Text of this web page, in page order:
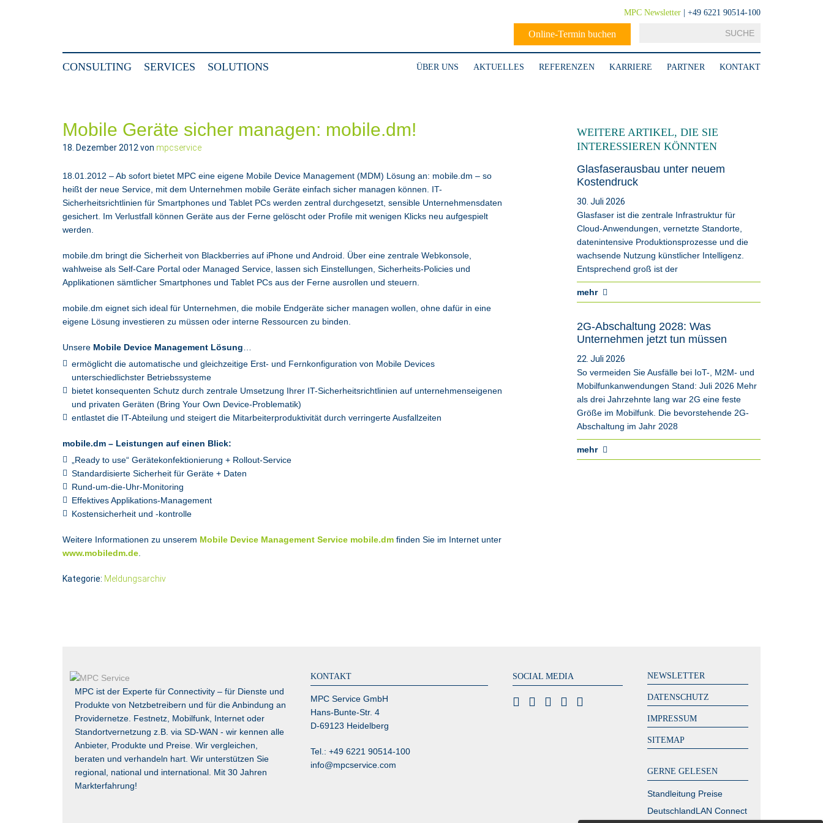
MPC Newsletter | +49 6221 90514-100
Online-Termin buchen
CONSULTING SERVICES SOLUTIONS ÜBER UNS AKTUELLES REFERENZEN KARRIERE PARTNER KONTAKT
Mobile Geräte sicher managen: mobile.dm!
18. Dezember 2012 von mpcservice
18.01.2012 – Ab sofort bietet MPC eine eigene Mobile Device Management (MDM) Lösung an: mobile.dm – so
heißt der neue Service, mit dem Unternehmen mobile Geräte einfach sicher managen können. IT-
Sicherheitsrichtlinien für Smartphones und Tablet PCs werden zentral durchgesetzt, sensible Unternehmensdaten
gesichert. Im Verlustfall können Geräte aus der Ferne gelöscht oder Profile mit wenigen Klicks neu aufgespielt
werden.
mobile.dm bringt die Sicherheit von Blackberries auf iPhone und Android. Über eine zentrale Webkonsole,
wahlweise als Self-Care Portal oder Managed Service, lassen sich Einstellungen, Sicherheits-Policies und
Applikationen sämtlicher Smartphones und Tablet PCs aus der Ferne ausrollen und steuern.
mobile.dm eignet sich ideal für Unternehmen, die mobile Endgeräte sicher managen wollen, ohne dafür in eine
eigene Lösung investieren zu müssen oder interne Ressourcen zu binden.
Unsere Mobile Device Management Lösung
ermöglicht die automatische und gleichzeitige Erst- und Fernkonfiguration von Mobile Devices
unterschiedlichster Betriebssysteme
bietet konsequenten Schutz durch zentrale Umsetzung Ihrer IT-Sicherheitsrichtlinien auf unternehmenseigenen
und privaten Geräten (Bring Your Own Device-Problematik)
entlastet die IT-Abteilung und steigert die Mitarbeiterproduktivität durch verringerte Ausfallzeiten
mobile.dm – Leistungen auf einen Blick:
„Ready to use“ Gerätekonfektionierung + Rollout-Service
Standardisierte Sicherheit für Geräte + Daten
Rund-um-die-Uhr-Monitoring
Effektives Applikations-Management
Kostensicherheit und -kontrolle
Weitere Informationen zu unserem Mobile Device Management Service mobile.dm finden Sie im Internet unter
www.mobiledm.de
Kategorie: Meldungsarchiv
WEITERE ARTIKEL, DIE SIE
INTERESSIEREN KÖNNTEN
Glasfaserausbau unter neuem
Kostendruck
30. Juli 2026
Glasfaser ist die zentrale Infrastruktur für
Cloud-Anwendungen, vernetzte Standorte,
datenintensive Produktionsprozesse und die
wachsende Nutzung künstlicher Intelligenz.
Entsprechend groß ist der
mehr
2G-Abschaltung 2028: Was
Unternehmen jetzt tun müssen
22. Juli 2026
So vermeiden Sie Ausfälle bei IoT-, M2M- und
Mobilfunkanwendungen Stand: Juli 2026 Mehr
als drei Jahrzehnte lang war 2G eine feste
Größe im Mobilfunk. Die bevorstehende 2G-
Abschaltung im Jahr 2028
mehr
MPC ist der Experte für Connectivity – für Dienste und
Produkte von Netzbetreibern und für die Anbindung an
Providernetze. Festnetz, Mobilfunk, Internet oder
Standortvernetzung z.B. via SD-WAN - wir kennen alle
Anbieter, Produkte und Preise. Wir vergleichen,
beraten und verhandeln hart. Wir unterstützen Sie
regional, national und international. Mit 30 Jahren
Markterfahrung!
KONTAKT
MPC Service GmbH
Hans-Bunte-Str. 4
D-69123 Heidelberg
Tel.: +49 6221 90514-100
info@mpcservice.com
SOCIAL MEDIA NEWSLETTER
DATENSCHUTZ
IMPRESSUM
SITEMAP
GERNE GELESEN
Standleitung Preise
DeutschlandLAN Connect